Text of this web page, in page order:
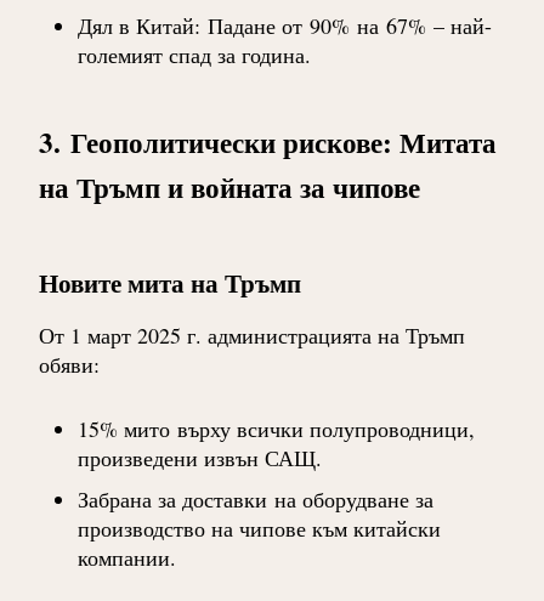
Дял в Китай: Падане от 90% на 67% – най-
големият спад за година.
3. Геополитически рискове: Митата
на Тръмп и войната за чипове
Новите мита на Тръмп
От 1 март 2025 г. администрацията на Тръмп
обяви:
15% митовърху всички полупроводници,
произведени извън САЩ.
Забрана за доставки на оборудване за
производство на чипове към китайски
компании.